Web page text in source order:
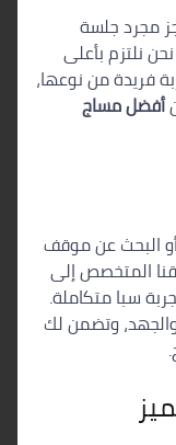
مجرد جلسة
نلتزم بأعلى
فريدة من نوعها،
أفضل مساج
البحث عن موقف
المتخصص إلى
سبا متكاملة.
وتضمن لك